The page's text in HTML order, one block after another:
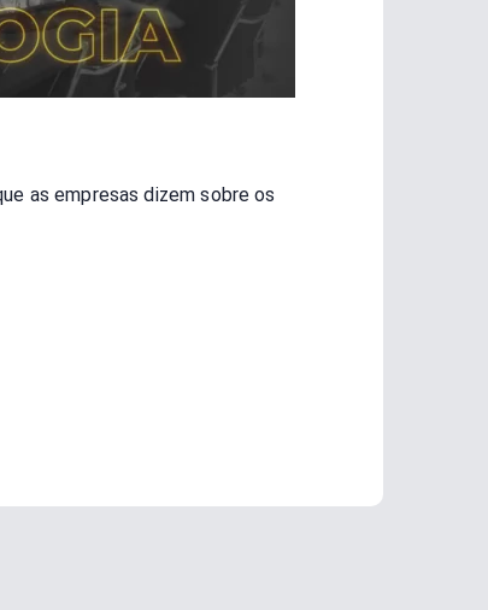
as empresas dizem sobre os